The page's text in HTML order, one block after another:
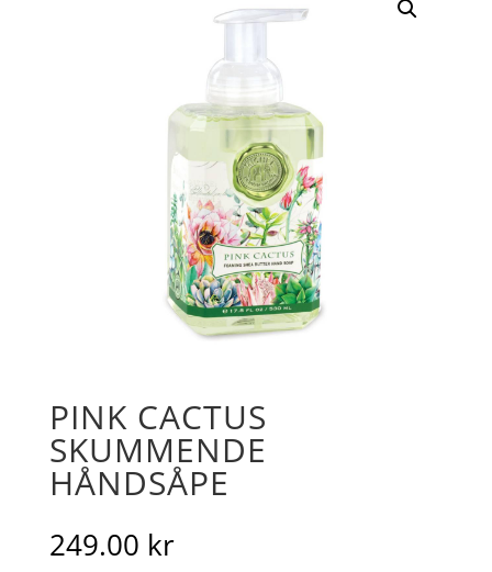
PINK CACTUS
SKUMMENDE
HÅNDSÅPE
249.00 kr